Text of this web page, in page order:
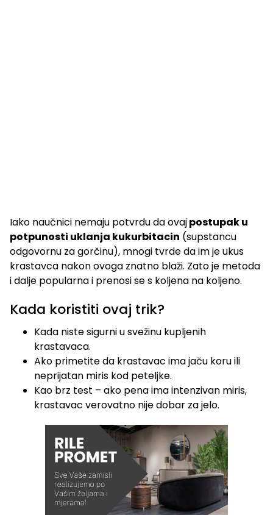
Iako naučnici nemaju potvrdu da ovajpostupak u
potpunosti uklanja kukurbitacin (supstancu
odgovornu za gorčinu), mnogi tvrde da im je ukus
krastavca nakon ovoga znatno blaži. Zato je metoda
i dalje popularna i prenosi se s koljena na koljeno.
Kada koristiti ovaj trik?
Kada niste sigurni u svežinu kupljenih
krastavaca.
Ako primetite da krastavac ima jaču koru ili
neprijatan miris kod peteljke.
Kao brz test – ako pena ima intenzivan miris,
krastavac verovatno nije dobar za jelo.